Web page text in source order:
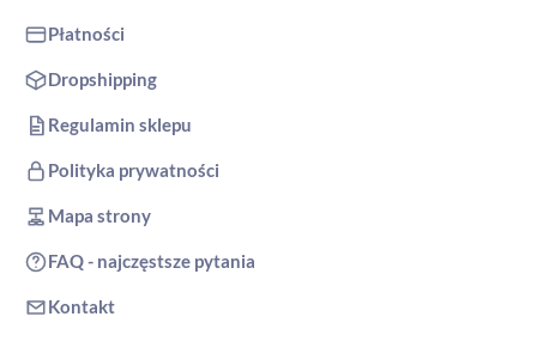
Płatności
Dropshipping
Regulamin sklepu
Polityka prywatności
Mapa strony
FAQ - najczęstsze pytania
Kontakt